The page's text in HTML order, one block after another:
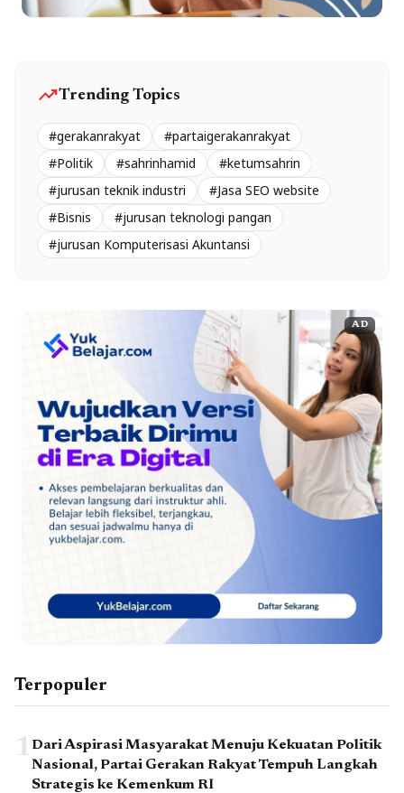
trending_upTrending Topics
#gerakanrakyat
#partaigerakanrakyat
#Politik
#sahrinhamid
#ketumsahrin
#jurusan teknik industri
#Jasa SEO website
#Bisnis
#jurusan teknologi pangan
#jurusan Komputerisasi Akuntansi
AD
Terpopuler
1 Dari Aspirasi Masyarakat Menuju Kekuatan Politik
Nasional, Partai Gerakan Rakyat Tempuh Langkah
Strategis ke Kemenkum RI